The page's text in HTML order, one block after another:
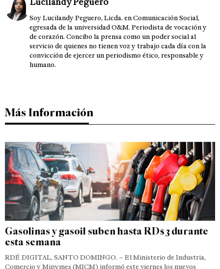
Soy Lucilandy Peguero, Licda. en Comunicación Social,
egresada de la universidad O&M. Periodista de vocación y
de corazón. Concibo la prensa como un poder social al
servicio de quienes no tienen voz y trabajo cada día con la
convicción de ejercer un periodismo ético, responsable y
humano.
Más Información
Gasolinas y gasoil suben hasta RD$3 durante
esta semana
RDÉ DIGITAL, SANTO DOMINGO. – El Ministerio de Industria,
Comercio y Mipymes (MICM) informó este viernes los nuevos